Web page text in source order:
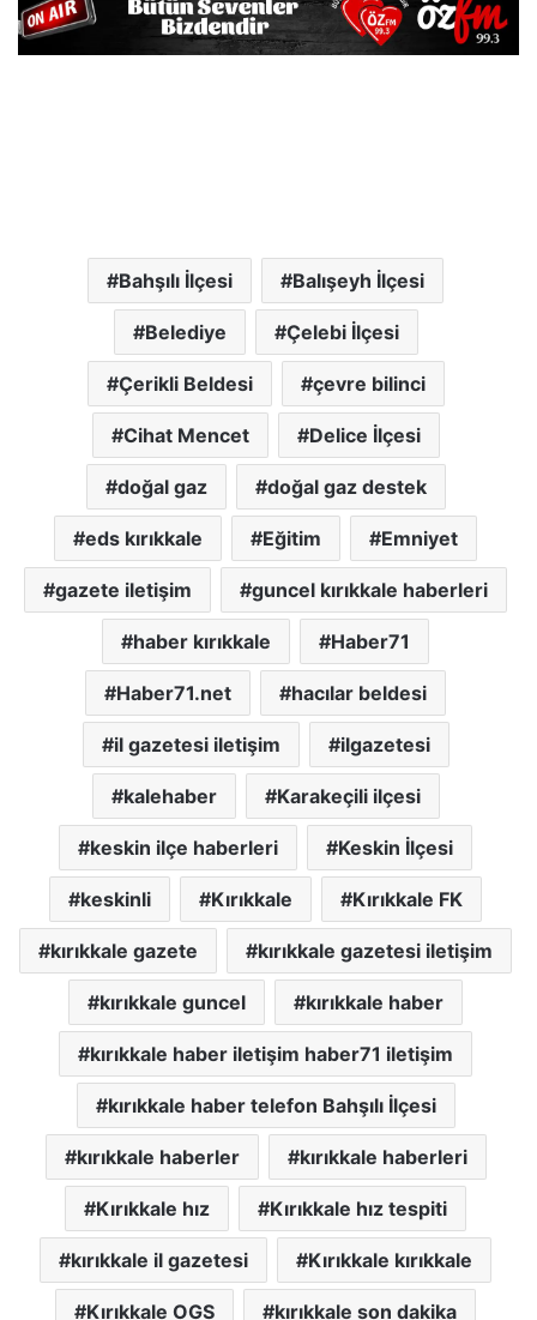
Bahşılı İlçesi Balışeyh İlçesi
Belediye Çelebi İlçesi
Çerikli Beldesi çevre bilinci
Cihat Mencet Delice İlçesi
doğal gaz doğal gaz destek
eds kırıkkale Eğitim Emniyet
gazete iletişim guncel kırıkkale haberleri
haber kırıkkale Haber71
Haber71.net hacılar beldesi
il gazetesi iletişim ilgazetesi
kalehaber Karakeçili ilçesi
keskin ilçe haberleri Keskin İlçesi
keskinli Kırıkkale Kırıkkale FK
kırıkkale gazete kırıkkale gazetesi iletişim
kırıkkale guncel kırıkkale haber
kırıkkale haber iletişim haber71 iletişim
kırıkkale haber telefon Bahşılı İlçesi
kırıkkale haberler kırıkkale haberleri
Kırıkkale hız Kırıkkale hız tespiti
kırıkkale il gazetesi Kırıkkale kırıkkale
Kırıkkale OGS kırıkkale son dakika